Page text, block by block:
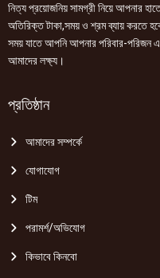
নিত্য প্রয়োজনিয় সামগ্রী নিয়ে আপনার
অতিরিক্ত টাকা,সময় ও শ্রম ব্যায় করতে
সময় যাতে আপনি আপনার পরিবার-পরিজন
আমাদের লক্ষ্য।
প্রতিষ্ঠান
আমাদের সম্পর্কে
যোগাযোগ
টিম
পরামর্শ/অভিযোগ
কিভাবে কিনবো